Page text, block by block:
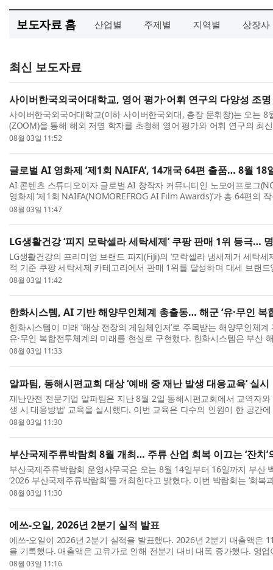
보도자료 홈 산업별 주제별 지역별 상장사
최신 보도자료
사이버한국외국어대학교, 영어 평가·어휘 연구의 다양성 조
사이버한국외국어대학교(이하 사이버한국외대, 총장 문휘창)는 오는 8
(ZOOM)을 통해 해외 저명 학자를 초청해 영어 평가와 어휘 연구의 최
엄’을 개최한다고 밝혔다. 이번 콜로퀴엄은 미국 미...
08월 03일 11:52
글로벌 AI 영화제 ‘제1회 NAIFA’, 14개국 64편 출품… 8월 18
AI 콘텐츠 스튜디오이자 글로벌 AI 창작자 커뮤니티인 노모어프로그
영화제 ‘제1회 NAIFA(NOMOREFROG AI Film Awards)’​가 총 64편의
무리했다. 제1회 NAIFA에는 한국을 비롯해 미국, 독일, 캐나...
08월 03일 11:47
LG생활건강 ‘피지 모락셀라 세탁세제’ 쿠팡 판매 1위 등극…
LG생활건강의 프리미엄 브랜드 피지(FiJi)의 ‘모락셀라 냄새제거 세탁
적 기준 쿠팡 세탁세제 카테고리에서 판매 1위를 달성하며 대세 브랜
세제 코튼향 2.1L는 2024년 첫 출시 이후 약 2년 ...
08월 03일 11:42
한화시스템, AI 기반 해양무인체계 총출동… 해군 ‘유·무인 복
한화시스템이 미래 ‘해상 전장의 게임체인저’로 주목받는 해양무인체
유·무인 복합전투체계의 미래를 현실로 구현했다. 한화시스템은 부산
(AI) 기반 유·무인 복합 전투체계 대(對)기뢰전’ 시...
08월 03일 11:33
알파팀, 동해시편교회 대상 ‘예배 중 재난 발생 대응교육’ 실시
재난안전 전문기업 알파팀은 지난 8월 2일 동해시편교회에서 교역자와
생 시 대응방법’ 교육을 실시했다. 이번 교육은 다수의 인원이 한 공간
재난이 발생할 경우 교회 구성원들이 혼란을 줄이...
08월 03일 11:30
부산국제주류박람회 8월 개최… 주류 산업 회복 이끄는 ‘잔치’
부산국제주류박람회 운영사무국은 오는 8월 14일부터 16일까지 부산
‘2026 부산국제주류박람회’를 개최한다고 밝혔다. 이번 박람회는 ‘회
는 잔치’를 주제로 열린다. 침체된 주류산업에 새로운...
08월 03일 11:30
에쓰-오일, 2026년 2분기 실적 발표
에쓰-오일이 2026년 2분기 실적을 발표했다. 2026년 2분기 매출액은
을 기록했다. 매출액은 고유가로 인해 전분기 대비 대폭 증가했다. 영
진 강세에도 불구하고 전분기에 발생한 일회성 재고 ...
08월 03일 11:16